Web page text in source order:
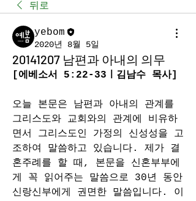
뒤로
yebom
2020년 8월 5일
20141207 남편과 아내의 의무
[에베소서 5:22-33 ㅣ김남수 목사]
오늘 본문은 남편과 아내의 관계를
그리스도와 교회와의 관계에 비유하
면서 그리스도인 가정의 신성성을 고
조하여 말씀하고 있습니다. 제가 결
혼주례를 할 때, 본문을 신혼부부에
게 꼭 읽어주는 말씀으로 30년 동안
신랑신부에게 권면한 말씀입니다. 이